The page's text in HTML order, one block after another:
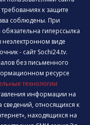
к защите
соблюдены. При
гиперссылка
неэлектронном виде
- сайт Sochi24.tv.
без письменного
ресурсе
технологии
информации на
сведений, относящихся к
находящихся на